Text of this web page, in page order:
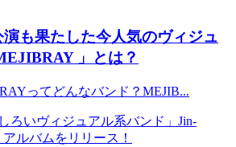
演も果たした今人気のヴィジュ
」とは？
ってどんなバンド？MEJIB...